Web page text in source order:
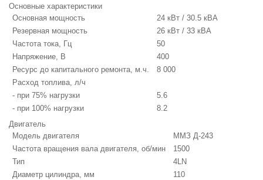
Основные характеристики
Основная мощность
24 кВт / 30.5 кВА
Резервная мощность
26 кВт / 33 кВА
Частота тока, Гц
50
Напряжение, В
400
Ресурс до капитального ремонта, м.ч.
8 000
Расход топлива, л/ч
- при 75% нагрузки
5.6
- при 100% нагрузки
8.2
Двигатель
Модель двигателя
ММЗ Д-243
Частота вращения вала двигателя, об/мин
1500
Тип
4LN
Диаметр цилиндра, мм
110